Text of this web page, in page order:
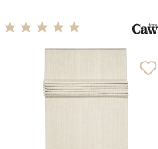
Durchschnittliche